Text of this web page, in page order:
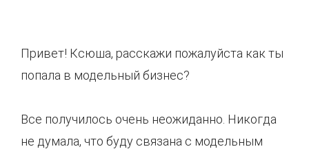
Привет! Ксюша, расскажи пожалуйста как ты
попала в модельный бизнес?
Все получилось очень неожиданно. Никогда
не думала, что буду связана с модельным